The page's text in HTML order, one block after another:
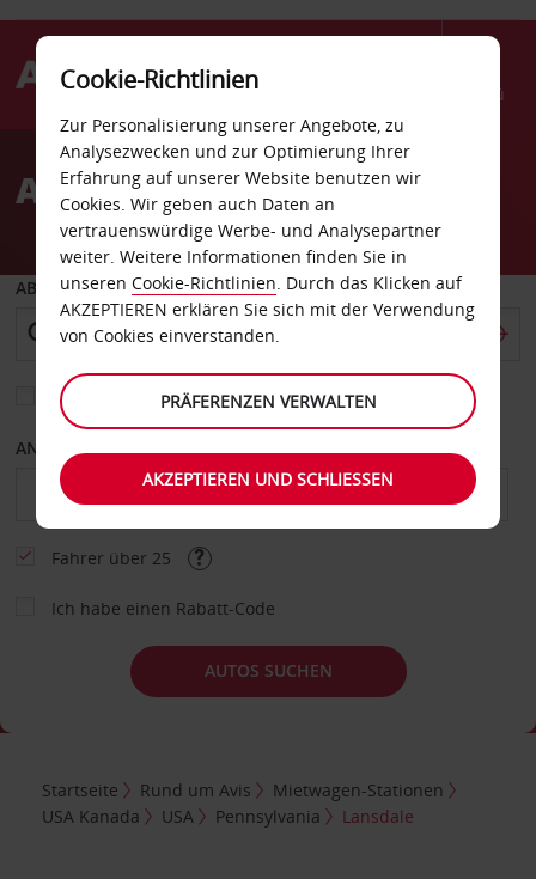
Menü
AvisAutovermietung Lansdale
ABHOLEN VON
Eine andere Rückgabestation auswählen
ANFANGSDATUM
Fahrer über 25
Ich habe einen Rabatt-Code
AUTOS SUCHEN
Startseite Rund um Avis
Mietwagen-Stationen
USA Kanada
USA Pennsylvania Lansdale
Cookie-Richtlinien
Zur Personalisierung unserer Angebote, zu
Analysezwecken und zur Optimierung Ihrer
Erfahrung auf unserer Website benutzen wir
Cookies. Wir geben auch Daten an
vertrauenswürdige Werbe- und Analysepartner
weiter. Weitere Informationen finden Sie in
unseren Cookie-Richtlinien. Durch das Klicken auf
AKZEPTIEREN erklären Sie sich mit der Verwendung
von Cookies einverstanden.
PRÄFERENZEN VERWALTEN
AKZEPTIEREN UND SCHLIESSEN